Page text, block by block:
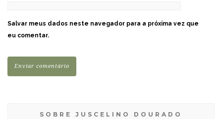
Salvar meus dados neste navegador para a próxima vez que
eu comentar.
SOBRE JUSCELINO DOURADO